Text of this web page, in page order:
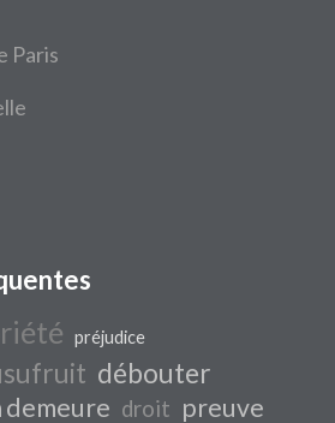
Paris
préjudice
débouter
demeure droit preuve